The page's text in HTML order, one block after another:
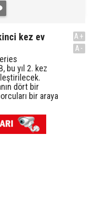
kez ev
bu yıl 2. kez
dört bir
bir araya
A+
A-